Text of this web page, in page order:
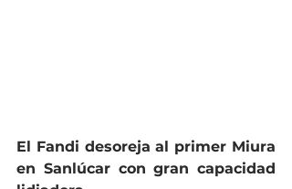
El Fandi desoreja al primer Miura
en Sanlúcar con gran capacidad